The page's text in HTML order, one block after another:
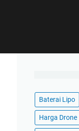
Baterai Lipo
Harga Drone